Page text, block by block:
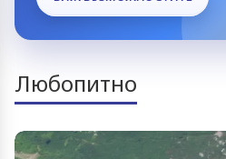
Любопитно